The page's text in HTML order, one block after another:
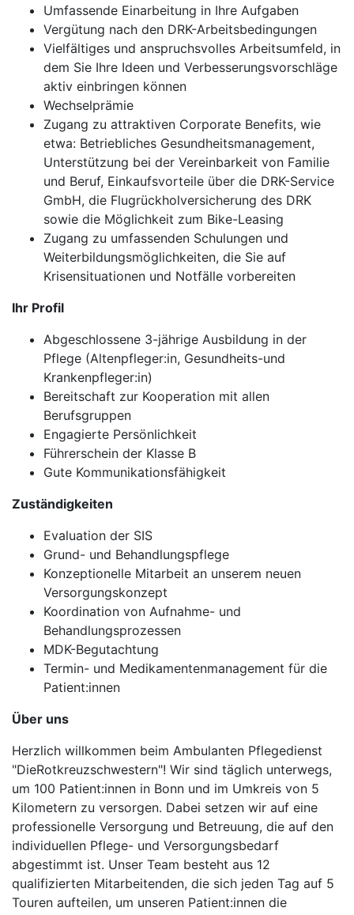
Umfassende Einarbeitung in Ihre Aufgaben
Vergütung nach den DRK-Arbeitsbedingungen
Vielfältiges und anspruchsvolles Arbeitsumfeld, in
dem Sie Ihre Ideen und Verbesserungsvorschläge
aktiv einbringen können
Wechselprämie
Zugang zu attraktiven Corporate Benefits, wie
etwa: Betriebliches Gesundheitsmanagement,
Unterstützung bei der Vereinbarkeit von Familie
und Beruf, Einkaufsvorteile über die DRK-Service
GmbH, die Flugrückholversicherung des DRK
sowie die Möglichkeit zum Bike-Leasing
Zugang zu umfassenden Schulungen und
Weiterbildungsmöglichkeiten, die Sie auf
Krisensituationen und Notfälle vorbereiten
Ihr Profil
Abgeschlossene 3-jährige Ausbildung in der
Pflege (Altenpfleger:in, Gesundheits-und
Krankenpfleger:in)
Bereitschaft zur Kooperation mit allen
Berufsgruppen
Engagierte Persönlichkeit
Führerschein der Klasse B
Gute Kommunikationsfähigkeit
Zuständigkeiten
Evaluation der SIS
Grund- und Behandlungspflege
Konzeptionelle Mitarbeit an unserem neuen
Versorgungskonzept
Koordination von Aufnahme- und
Behandlungsprozessen
MDK-Begutachtung
Termin- und Medikamentenmanagement für die
Patient:innen
Über uns
Herzlich willkommen beim Ambulanten Pflegedienst
"DieRotkreuzschwestern"! Wir sind täglich unterwegs,
um 100 Patient:innen in Bonn und im Umkreis von 5
Kilometern zu versorgen. Dabei setzen wir auf eine
professionelle Versorgung und Betreuung, die auf den
individuellen Pflege- und Versorgungsbedarf
abgestimmt ist. Unser Team besteht aus 12
qualifizierten Mitarbeitenden, die sich jeden Tag auf 5
Touren aufteilen, um unseren Patient:innen die